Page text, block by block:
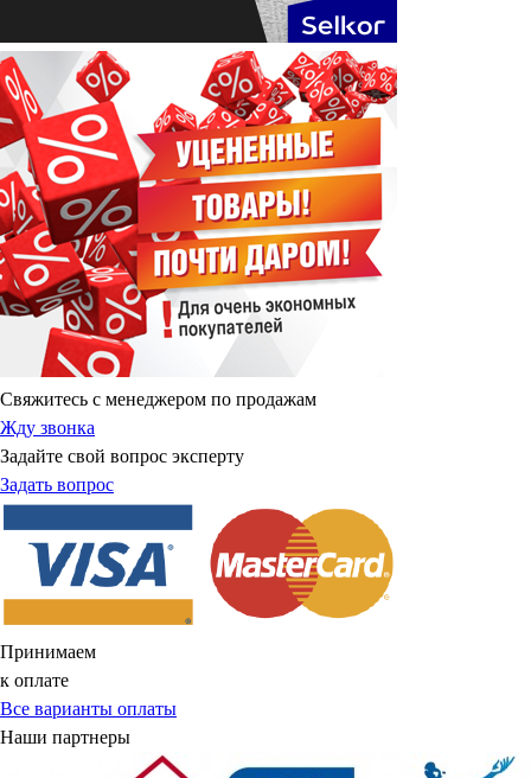
Свяжитесь с менеджером по продажам
Жду звонка
Задайте свой вопрос эксперту
Задать вопрос
Принимаем
к оплате
Все варианты оплаты
Наши партнеры